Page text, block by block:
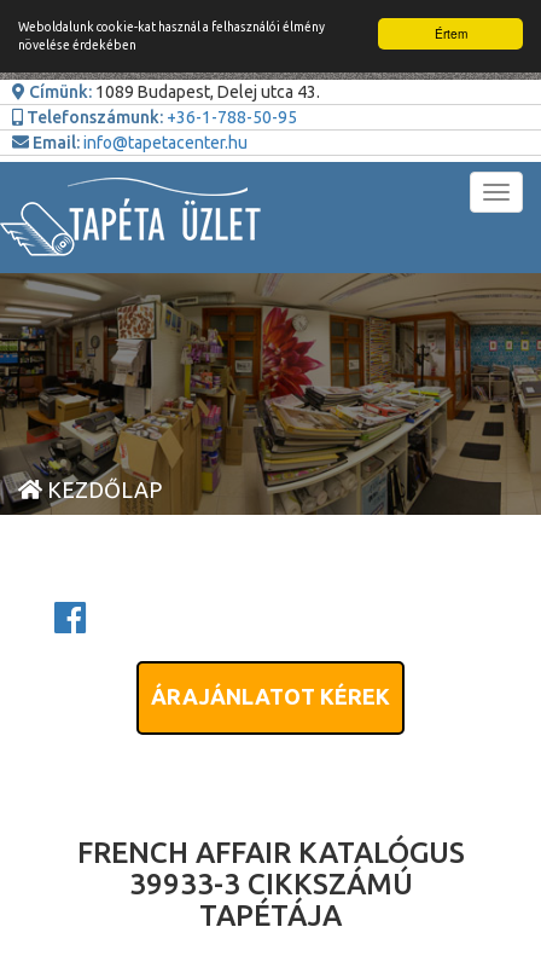
Értem
Weboldalunk cookie-kat használ a felhasználói élmény
növelése érdekében
Címünk: 1089 Budapest, Delej utca 43.
Telefonszámunk: +36-1-788-50-95
Email:info@tapetacenter.hu
KEZDŐLAP
ÁRAJÁNLATOT KÉREK
FRENCH AFFAIR KATALÓGUS
39933-3 CIKKSZÁMÚ
TAPÉTÁJA